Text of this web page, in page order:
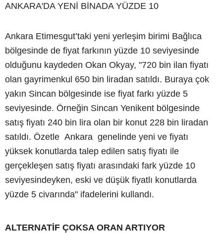
ANKARA'DA YENİ BİNADA YÜZDE 10
Ankara Etimesgut’taki yeni yerleşim birimi Bağlıca
bölgesinde de fiyat farkının yüzde 10 seviyesinde
olduğunu kaydeden Okan Okyay, "720 bin ilan fiyatı
olan gayrimenkul 650 bin liradan satıldı. Buraya çok
yakın Sincan bölgesinde ise fiyat farkı yüzde 5
seviyesinde. Örneğin Sincan Yenikent bölgesinde
satış fiyatı 240 bin lira olan bir konut 228 bin liradan
satıldı. Özetle Ankara genelinde yeni ve fiyatı
yüksek konutlarda talep edilen satış fiyatı ile
gerçekleşen satış fiyatı arasındaki fark yüzde 10
seviyesindeyken, eski ve düşük fiyatlı konutlarda
yüzde 5 civarında" ifadelerini kullandı.
ALTERNATİF ÇOKSA ORAN ARTIYOR